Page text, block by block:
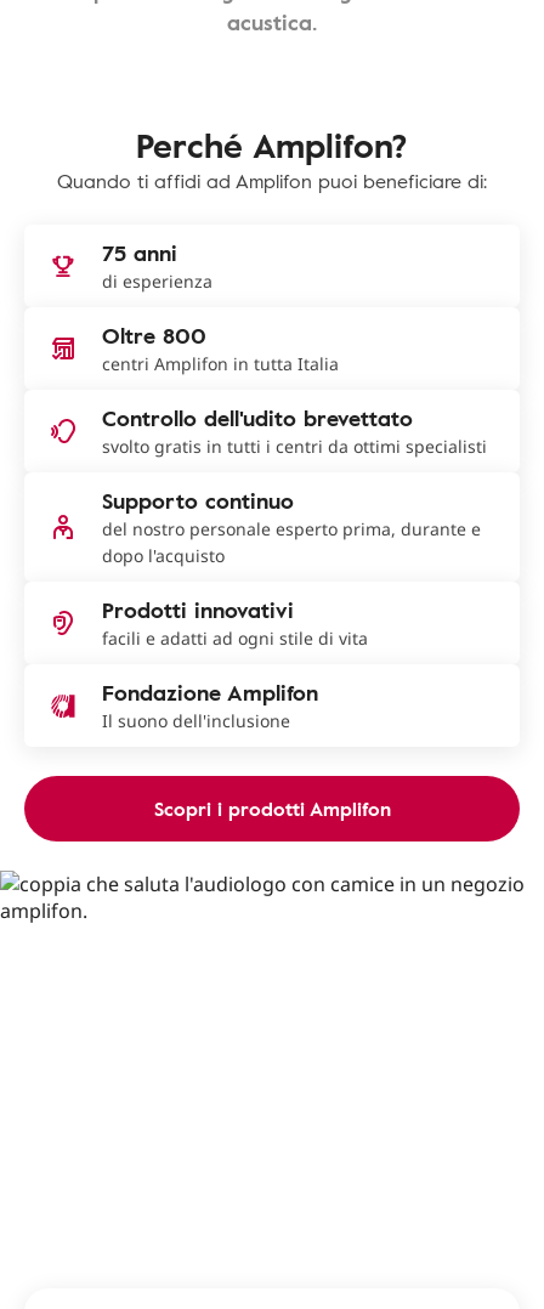
acustica.
Perché Amplifon?
Quando ti affidi ad Amplifon puoi beneficiare di:
75 anni
di esperienza
Oltre 800
centri Amplifon in tutta Italia
Controllo dell'udito brevettato
svolto gratis in tutti i centri da ottimi specialisti
Supporto continuo
del nostro personale esperto prima, durante e
dopo l'acquisto
Prodotti innovativi
facili e adatti ad ogni stile di vita
Fondazione Amplifon
Il suono dell'inclusione
Scopri i prodotti Amplifon